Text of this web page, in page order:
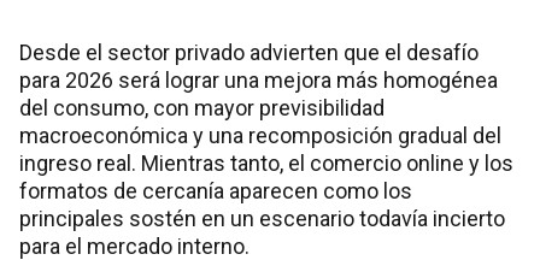
Desde el sector privado advierten que el desafío
para 2026 será lograr una mejora más homogénea
del consumo, con mayor previsibilidad
macroeconómica y una recomposición gradual del
ingreso real. Mientras tanto, el comercio online y los
formatos de cercanía aparecen como los
principales sostén en un escenario todavía incierto
para el mercado interno.